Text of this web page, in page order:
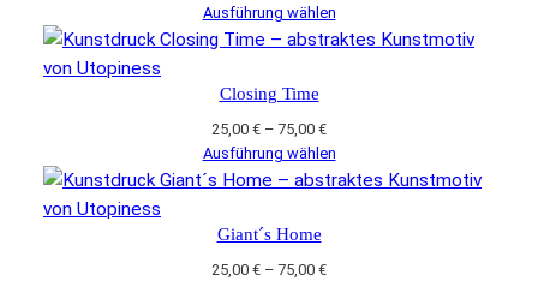
25,00 €
bis
Ausführung wählen
Closing Time
25,00 € – 75,00 €Preisspanne:
25,00 €
bis
Ausführung wählen
Giant´s Home
25,00 € – 75,00 €Preisspanne: